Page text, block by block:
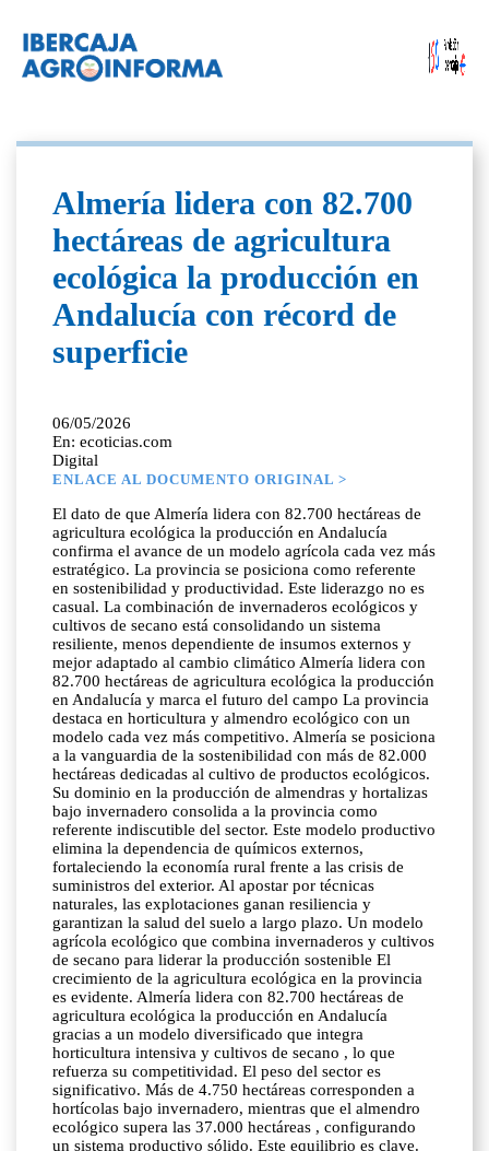
Almería lidera con 82.700
hectáreas de agricultura
ecológica la producción en
Andalucía con récord de
superficie
06/05/2026
En: ecoticias.com
Digital
ENLACE AL DOCUMENTO ORIGINAL >
El dato de que Almería lidera con 82.700 hectáreas de
agricultura ecológica la producción en Andalucía
confirma el avance de un modelo agrícola cada vez más
estratégico. La provincia se posiciona como referente
en sostenibilidad y productividad. Este liderazgo no es
casual. La combinación de invernaderos ecológicos y
cultivos de secano está consolidando un sistema
resiliente, menos dependiente de insumos externos y
mejor adaptado al cambio climático Almería lidera con
82.700 hectáreas de agricultura ecológica la producción
en Andalucía y marca el futuro del campo La provincia
destaca en horticultura y almendro ecológico con un
modelo cada vez más competitivo. Almería se posiciona
a la vanguardia de la sostenibilidad con más de 82.000
hectáreas dedicadas al cultivo de productos ecológicos.
Su dominio en la producción de almendras y hortalizas
bajo invernadero consolida a la provincia como
referente indiscutible del sector. Este modelo productivo
elimina la dependencia de químicos externos,
fortaleciendo la economía rural frente a las crisis de
suministros del exterior. Al apostar por técnicas
naturales, las explotaciones ganan resiliencia y
garantizan la salud del suelo a largo plazo. Un modelo
agrícola ecológico que combina invernaderos y cultivos
de secano para liderar la producción sostenible El
crecimiento de la agricultura ecológica en la provincia
es evidente. Almería lidera con 82.700 hectáreas de
agricultura ecológica la producción en Andalucía
gracias a un modelo diversificado que integra
horticultura intensiva y cultivos de secano , lo que
refuerza su competitividad. El peso del sector es
significativo. Más de 4.750 hectáreas corresponden a
hortícolas bajo invernadero, mientras que el almendro
ecológico supera las 37.000 hectáreas , configurando
un sistema productivo sólido. Este equilibrio es clave.